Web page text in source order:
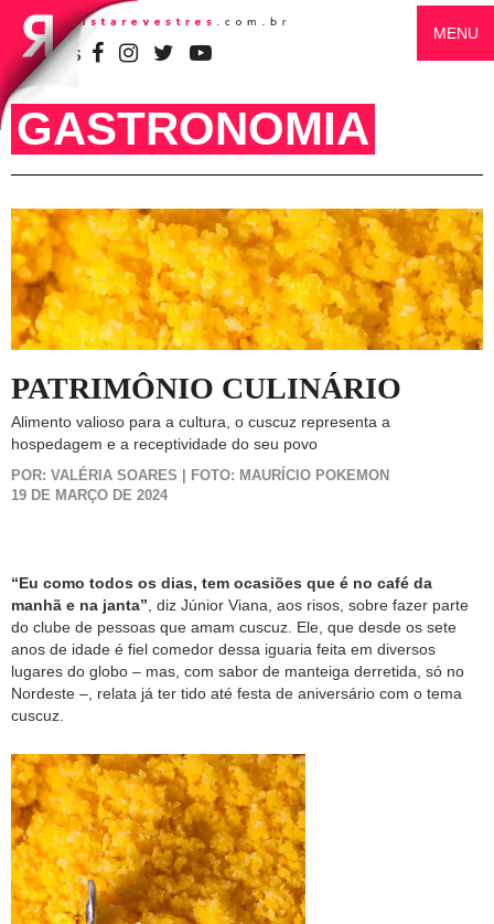
SIGA-NOS
MENU
GASTRONOMIA
PATRIMÔNIO CULINÁRIO
Alimento valioso para a cultura, o cuscuz representa a
hospedagem e a receptividade do seu povo
POR: VALÉRIA SOARES | FOTO: MAURÍCIO POKEMON
19 DE MARÇO DE 2024
“Eu como todos os dias, tem ocasiões que é no café da
manhã e na janta”, diz Júnior Viana, aos risos, sobre fazer parte
do clube de pessoas que amam cuscuz. Ele, que desde os sete
anos de idade é fiel comedor dessa iguaria feita em diversos
lugares do globo – mas, com sabor de manteiga derretida, só no
Nordeste –, relata já ter tido até festa de aniversário com o tema
cuscuz.